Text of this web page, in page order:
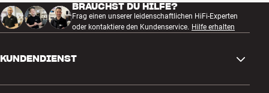
BRAUCHST DU HILFE?
Frag einen unserer leidenschaftlichen HiFi-Experten
oder kontaktiere den Kundenservice. Hilfe erhalten
KUNDENDIENST